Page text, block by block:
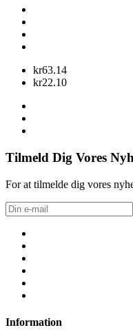
kr63.14
kr22.10
Tilmeld Dig Vores
For at tilmelde dig vores
Information